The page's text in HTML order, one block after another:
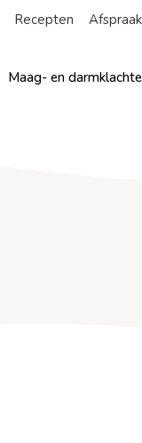
Recepten Afspraak
Maag- en